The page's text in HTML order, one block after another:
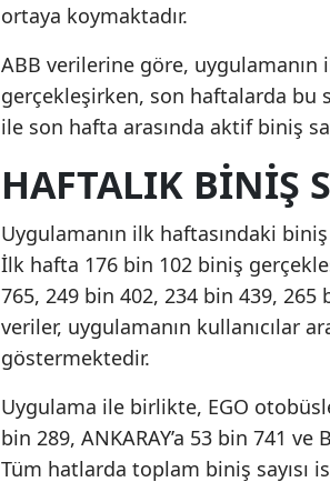
ortaya koymaktadır.
ABB verilerine göre, uygulamanın
gerçekleşirken, son haftalarda bu
ile son hafta arasında aktif biniş
HAFTALIK BINIŞ
Uygulamanın ilk haftasındaki
İlk hafta 176 bin 102 biniş
765, 249 bin 402, 234 bin 439,
veriler, uygulamanın kullanıcılar
göstermektedir.
Uygulama ile birlikte, EGO
bin 289, ANKARAY’a 53 bin 741
Tüm hatlarda toplam biniş sayısı